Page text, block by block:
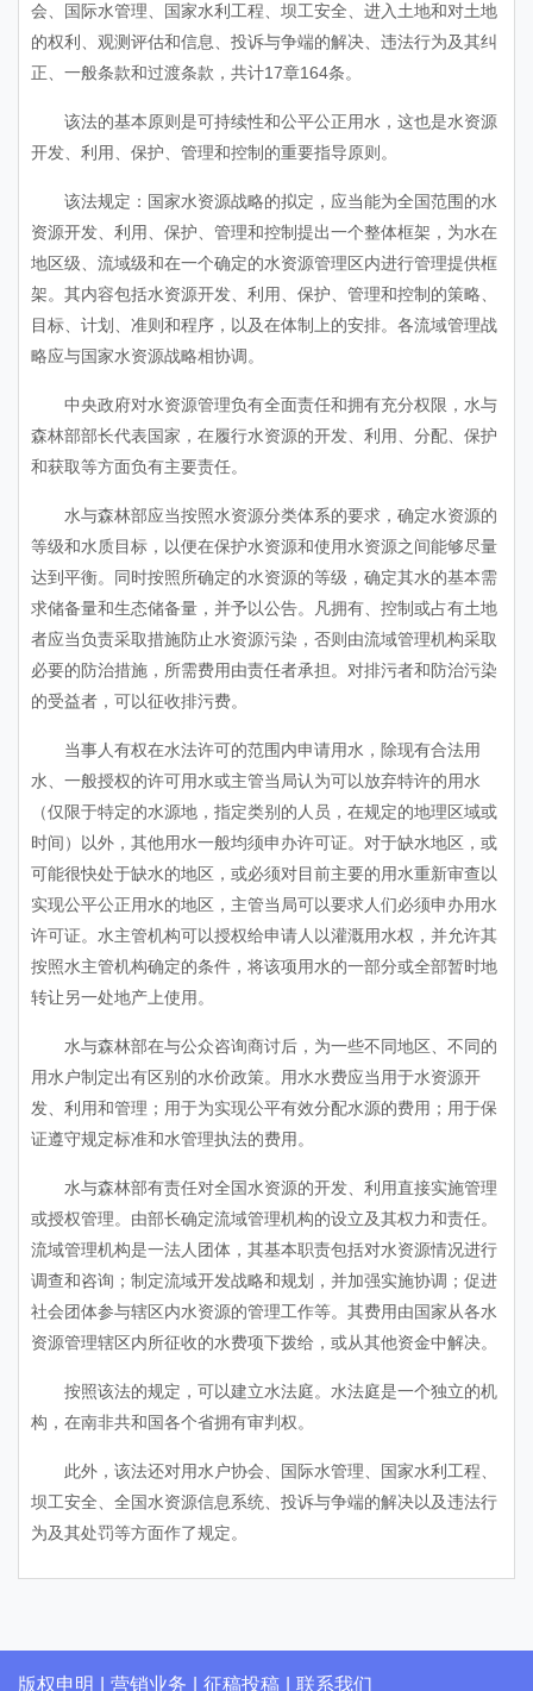
会、国际水管理、国家水利工程、坝工安全、进入土地和对土地
的权利、观测评估和信息、投诉与争端的解决、违法行为及其纠
正、一般条款和过渡条款，共计17章164条。
该法的基本原则是可持续性和公平公正用水，这也是水资源
开发、利用、保护、管理和控制的重要指导原则。
该法规定：国家水资源战略的拟定，应当能为全国范围的水
资源开发、利用、保护、管理和控制提出一个整体框架，为水在
地区级、流域级和在一个确定的水资源管理区内进行管理提供框
架。其内容包括水资源开发、利用、保护、管理和控制的策略、
目标、计划、准则和程序，以及在体制上的安排。各流域管理战
略应与国家水资源战略相协调。
中央政府对水资源管理负有全面责任和拥有充分权限，水与
森林部部长代表国家，在履行水资源的开发、利用、分配、保护
和获取等方面负有主要责任。
水与森林部应当按照水资源分类体系的要求，确定水资源的
等级和水质目标，以便在保护水资源和使用水资源之间能够尽量
达到平衡。同时按照所确定的水资源的等级，确定其水的基本需
求储备量和生态储备量，并予以公告。凡拥有、控制或占有土地
者应当负责采取措施防止水资源污染，否则由流域管理机构采取
必要的防治措施，所需费用由责任者承担。对排污者和防治污染
的受益者，可以征收排污费。
当事人有权在水法许可的范围内申请用水，除现有合法用
水、一般授权的许可用水或主管当局认为可以放弃特许的用水
（仅限于特定的水源地，指定类别的人员，在规定的地理区域或
时间）以外，其他用水一般均须申办许可证。对于缺水地区，或
可能很快处于缺水的地区，或必须对目前主要的用水重新审查以
实现公平公正用水的地区，主管当局可以要求人们必须申办用水
许可证。水主管机构可以授权给申请人以灌溉用水权，并允许其
按照水主管机构确定的条件，将该项用水的一部分或全部暂时地
转让另一处地产上使用。
水与森林部在与公众咨询商讨后，为一些不同地区、不同的
用水户制定出有区别的水价政策。用水水费应当用于水资源开
发、利用和管理；用于为实现公平有效分配水源的费用；用于保
证遵守规定标准和水管理执法的费用。
水与森林部有责任对全国水资源的开发、利用直接实施管理
或授权管理。由部长确定流域管理机构的设立及其权力和责任。
流域管理机构是一法人团体，其基本职责包括对水资源情况进行
调查和咨询；制定流域开发战略和规划，并加强实施协调；促进
社会团体参与辖区内水资源的管理工作等。其费用由国家从各水
资源管理辖区内所征收的水费项下拨给，或从其他资金中解决。
按照该法的规定，可以建立水法庭。水法庭是一个独立的机
构，在南非共和国各个省拥有审判权。
此外，该法还对用水户协会、国际水管理、国家水利工程、
坝工安全、全国水资源信息系统、投诉与争端的解决以及违法行
为及其处罚等方面作了规定。
版权申明 营销业务 征稿投稿 联系我们